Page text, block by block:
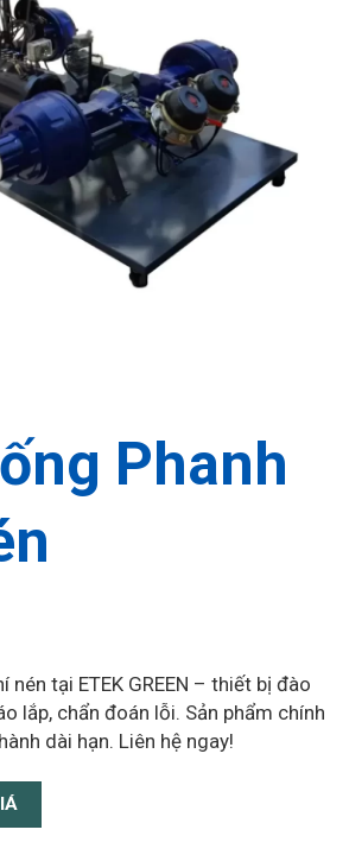
Đổi trả hàng Lắp đặt sử dụng
Phanh
nén tại ETEK GREEN – thiết bị đào
lắp, chẩn đoán lỗi. Sản phẩm chính
dài hạn. Liên hệ ngay!